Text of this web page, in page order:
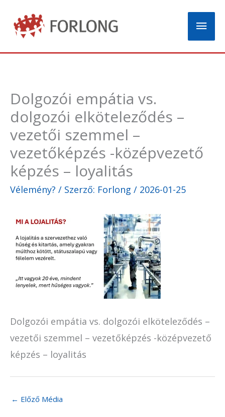
content
Main
Dolgozói empátia vs.
dolgozói elköteleződés –
vezetői szemmel –
vezetőképzés -középvezető
képzés – loyalitás
Vélemény? / Szerző: Forlong / 2026-01-25
Dolgozói empátia vs. dolgozói elköteleződés –
vezetői szemmel – vezetőképzés -középvezető
képzés – loyalitás
← Előző Média